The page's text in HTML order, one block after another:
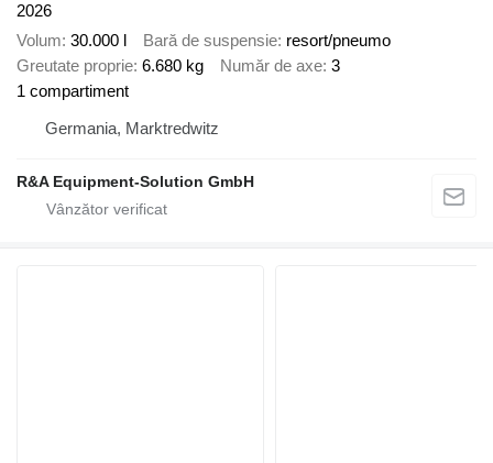
2026
Volum 30.000 l Bară de suspensie resort/pneumo
Greutate proprie 6.680 kg Număr de axe 3
1 compartiment
Germania, Marktredwitz
R&A Equipment-Solution GmbH